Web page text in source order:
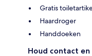
Gratis
Haardroger
Handdoeken
Houd contact